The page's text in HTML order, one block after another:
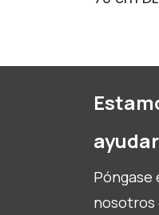
nosotros